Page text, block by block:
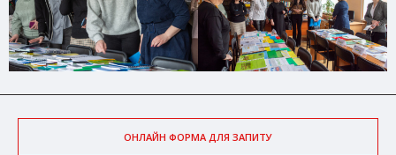
ОНЛАЙН ФОРМА ДЛЯ ЗАПИТУ